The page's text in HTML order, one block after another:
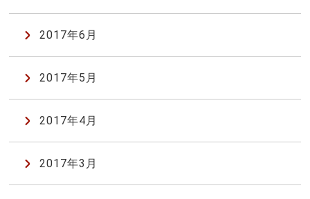
2017年6月
2017年5月
2017年4月
2017年3月